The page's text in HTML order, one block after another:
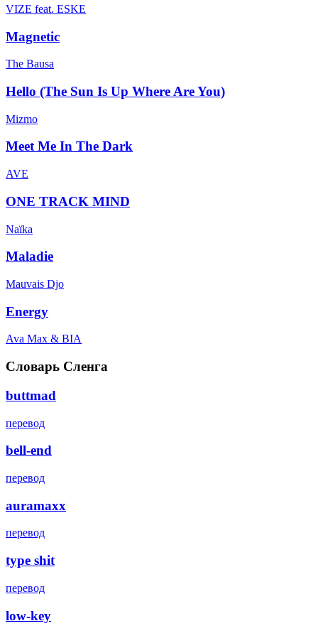
VIZE feat. ESKE
Magnetic
The Bausa
Hello (The Sun Is Up Where Are You)
Mizmo
Meet Me In The Dark
AVE
ONE TRACK MIND
Naïka
Maladie
Mauvais Djo
Energy
Ava Max & BIA
Словарь Сленга
buttmad
перевод
bell-end
перевод
auramaxx
перевод
type shit
перевод
low-key